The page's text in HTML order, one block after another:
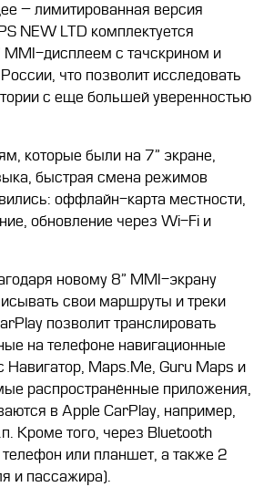
– лимитированная версия
NEW LTD комплектуется
дисплеем с тачскрином и
что позволит исследовать
с еще большей уверенностью
которые были на 7” экране,
быстрая смена режимов
оффлайн-карта местности,
обновление через Wi-Fi и
новому 8” MMI-экрану
свои маршруты и треки
позволит транслировать
на телефоне навигационные
Maps.Me, Guru Maps и
распространённые приложения,
в Apple CarPlay, например,
Кроме того, через Bluetooth
телефон или планшет, а также 2
и пассажира).